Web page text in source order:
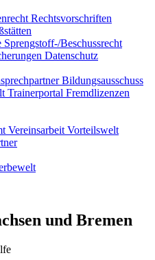
Rechtsvorschriften
Sprengstoff-/Beschussrecht
Datenschutz
Bildungsausschuss
Trainerportal Fremdlizenzen
Vereinsarbeit Vorteilswelt
und Bremen